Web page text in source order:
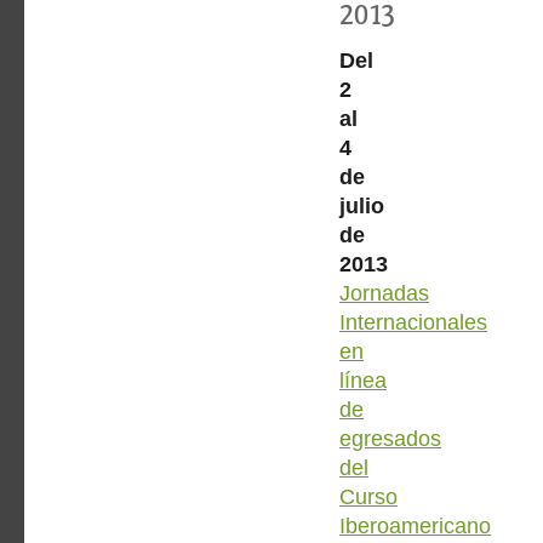
2013
Del
2
al
4
de
julio
de
2013
Jornadas
Internacionales
en
línea
de
egresados
del
Curso
Iberoamericano